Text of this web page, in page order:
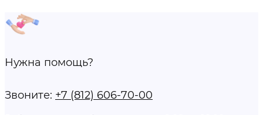
Нужна помощь?
Звоните: +7 (812) 606-70-00